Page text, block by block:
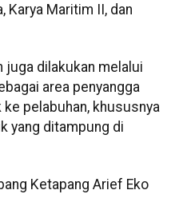
Karya Maritim II, dan
juga dilakukan melalui
area penyangga
pelabuhan, khususnya
yang ditampung di
Ketapang Arief Eko